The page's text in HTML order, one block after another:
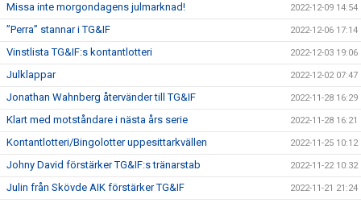
Missa inte morgondagens julmarknad! 2022-12-09 14:54
”Perra” stannar i TG&IF 2022-12-06 17:14
Vinstlista TG&IF:s kontantlotteri 2022-12-03 19:06
Julklappar 2022-12-02 07:47
Jonathan Wahnberg återvänder till TG&IF 2022-11-28 16:29
Klart med motståndare i nästa års serie 2022-11-28 16:21
Kontantlotteri/Bingolotter uppesittarkvällen 2022-11-25 10:12
Johny David förstärker TG&IF:s tränarstab 2022-11-22 10:32
Julin från Skövde AIK förstärker TG&IF 2022-11-21 21:24